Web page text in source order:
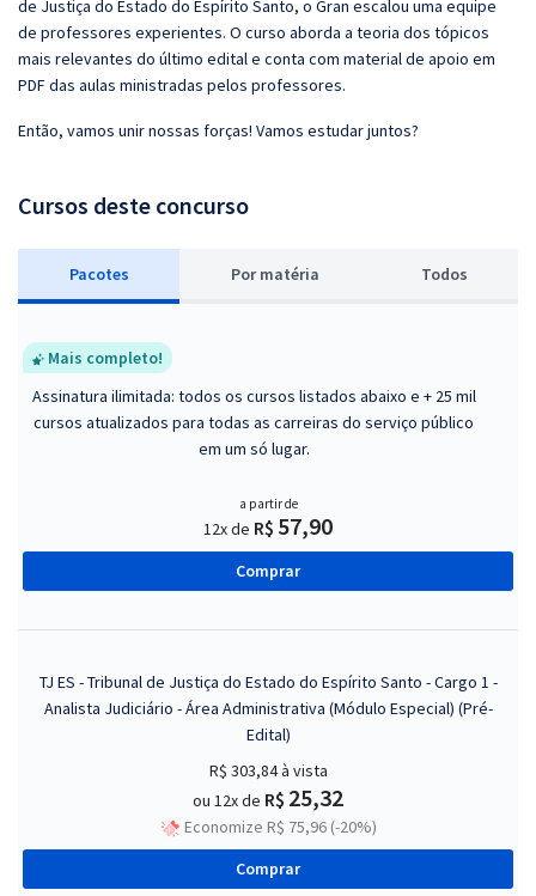
de Justiça do Estado do Espírito Santo, o Gran escalou uma equipe
de professores experientes. O curso aborda a teoria dos tópicos
mais relevantes do último edital e conta com material de apoio em
PDF das aulas ministradas pelos professores.
Então, vamos unir nossas forças! Vamos estudar juntos?
Cursos deste concurso
Pacotes Por matéria Todos
Mais completo!
Assinatura ilimitada: todos os cursos listados abaixo e + 25 mil
cursos atualizados para todas as carreiras do serviço público
em um só lugar.
a partir de
12x de R$ 57,90
Comprar
TJ ES - Tribunal de Justiça do Estado do Espírito Santo - Cargo 1 -
Analista Judiciário - Área Administrativa (Módulo Especial) (Pré-
Edital)
R$ 303,84à vista
ou 12x de R$ 25,32
Economize R$ 75,96 (-20%)
Comprar